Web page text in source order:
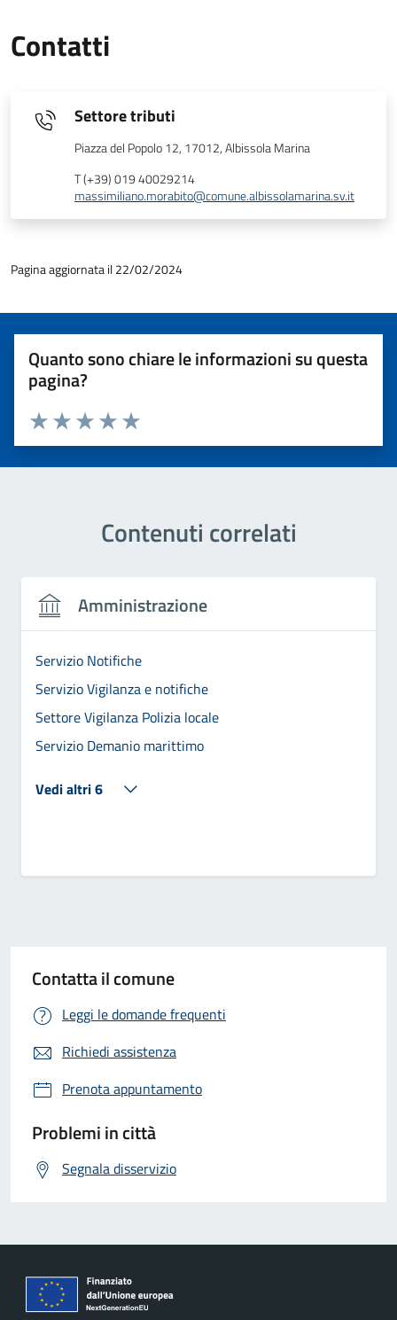
Contatti
Settore tributi
Piazza del Popolo 12, 17012, Albissola Marina
T (+39) 019 40029214
massimiliano.morabito@comune.albissolamarina.sv.it
Pagina aggiornata il 22/02/2024
Quanto sono chiare le informazioni su questa
pagina?
Valuta 5 stelle su 5
Valuta 4 stelle su 5
Valuta 3 stelle su 5
Valuta 2 stelle su 5
Valuta 1 stelle su 5
Contenuti correlati
Amministrazione
Servizio Notifiche
Servizio Vigilanza e notifiche
Settore Vigilanza Polizia locale
Servizio Demanio marittimo
Vedi altri 6
Contatta il comune
Leggi le domande frequenti
Richiedi assistenza
Prenota appuntamento
Problemi in città
Segnala disservizio